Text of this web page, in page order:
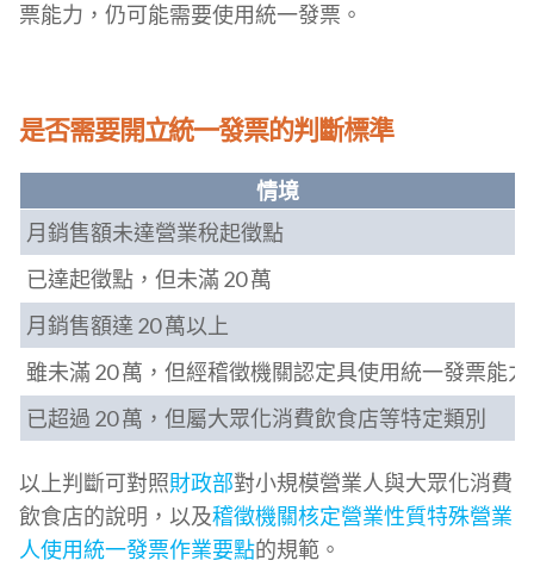
票能力，仍可能需要使用統一發票。
是否需要開立統一發票的判斷標準
情境
月銷售額未達營業稅起徵點
已達起徵點，但未滿 20 萬
月銷售額達 20 萬以上
雖未滿 20 萬，但經稽徵機關認定具使用統一發票能力
已超過 20 萬，但屬大眾化消費飲食店等特定類別
以上判斷可對照財政部對小規模營業人與大眾化消費
飲食店的說明，以及稽徵機關核定營業性質特殊營業
人使用統一發票作業要點的規範。